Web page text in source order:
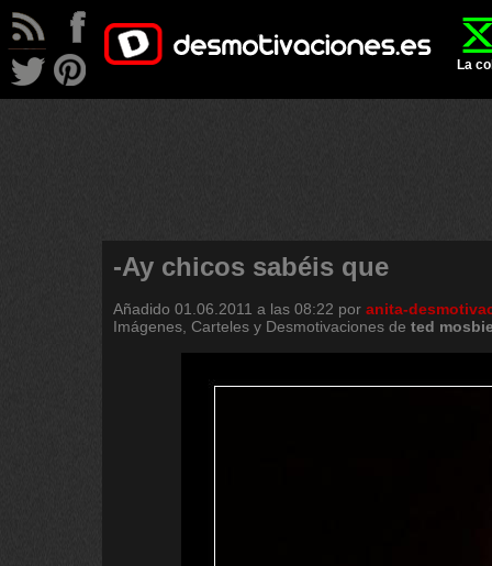
La
-Ay chicos sabéis que
Añadido 01.06.2011 a las 08:22 por anita-
Imágenes, Carteles y Desmotivaciones de ted